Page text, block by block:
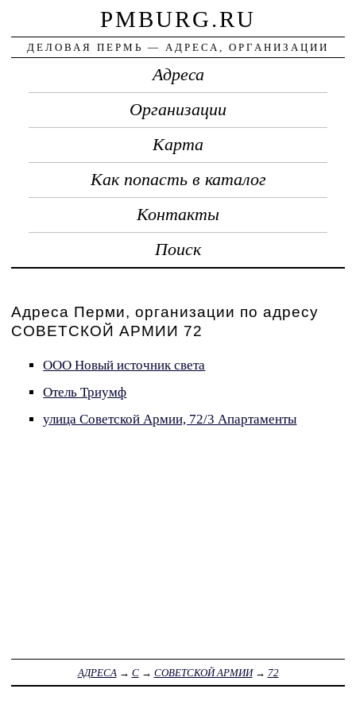
PMBURG.RU
ДЕЛОВАЯ ПЕРМЬ — АДРЕСА, ОРГАНИЗАЦИИ
Адреса
Организации
Карта
Как попасть в каталог
Контакты
Поиск
Адреса Перми, организации по адресу
СОВЕТСКОЙ АРМИИ 72
ООО Новый источник света
Отель Триумф
улица Советской Армии, 72/3 Апартаменты
АДРЕСА → С→ СОВЕТСКОЙ АРМИИ→ 72